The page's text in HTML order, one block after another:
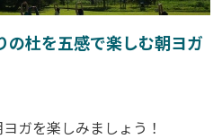
の杜を五感で楽しむ朝ヨガ
ガを楽しみましょう！